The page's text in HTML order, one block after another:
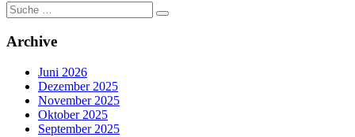
Suche
nach:
Archive
Juni 2026
Dezember 2025
November 2025
Oktober 2025
September 2025